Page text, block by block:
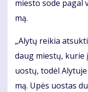
mies­to so­de pa­gal
mą.
„Aly­tų reikia
daug mies­tų,
uostų, to­dėl
mą. Upės uostas